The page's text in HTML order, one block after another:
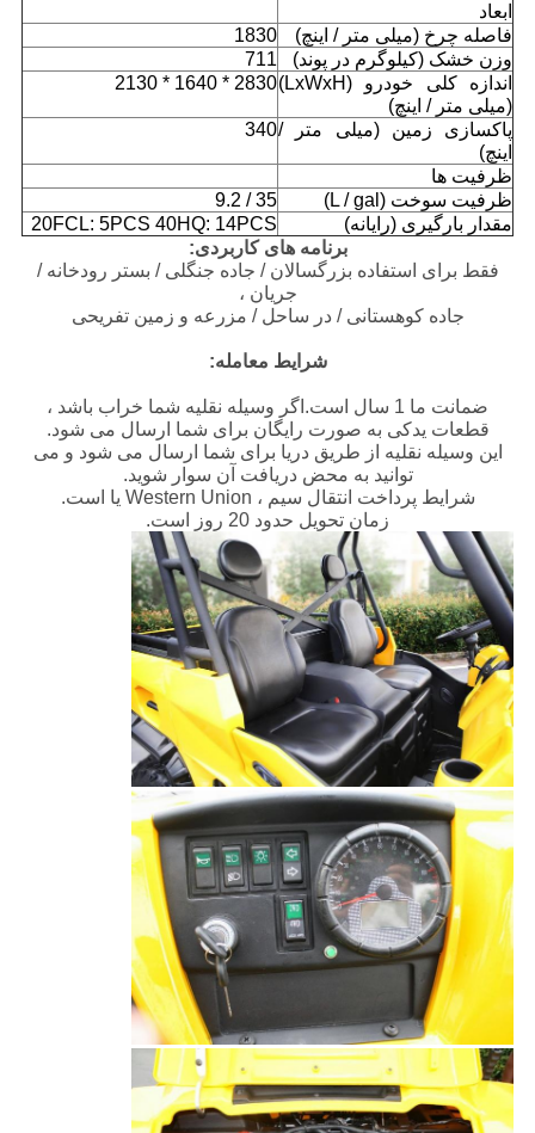
ابعاد
فاصله چرخ (میلی متر / اینچ)
1830
وزن خشک (کیلوگرم در پوند)
711
اندازه کلی خودرو (LxWxH)
(میلی متر / اینچ)
2830 * 1640 * 2130
پاکسازی زمین (میلی متر /
اینچ)
340
ظرفیت ها
ظرفیت سوخت (L / gal)
35 / 9.2
مقدار بارگیری (رایانه)
20FCL: 5PCS 40HQ: 14PCS
برنامه های کاربردی:
فقط برای استفاده بزرگسالان / جاده جنگلی / بستر رودخانه /
جریان ،
جاده کوهستانی / در ساحل / مزرعه و زمین تفریحی
شرایط معامله:
ضمانت ما 1 سال است.اگر وسیله نقلیه شما خراب باشد ،
قطعات یدکی به صورت رایگان برای شما ارسال می شود.
این وسیله نقلیه از طریق دریا برای شما ارسال می شود و می
توانید به محض دریافت آن سوار شوید.
شرایط پرداخت انتقال سیم ، Western Union یا است.
زمان تحویل حدود 20 روز است.